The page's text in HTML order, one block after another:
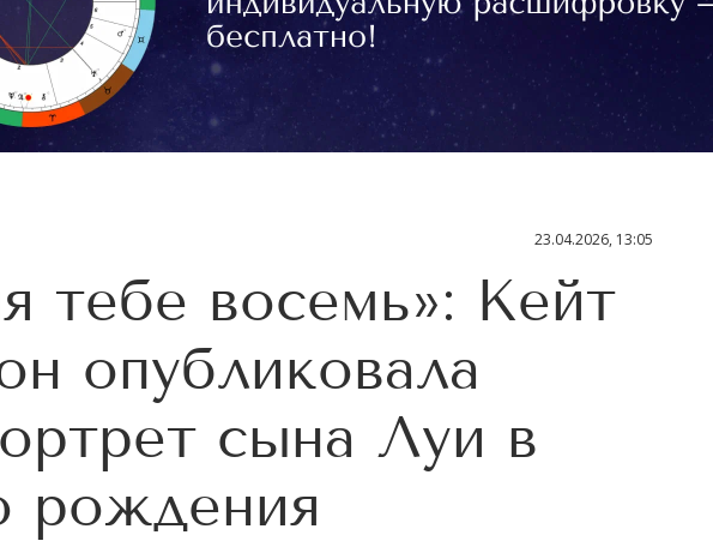
23.04.2026, 13:05
тебе восемь»: Кейт
опубликовала
сына Луи в
рождения